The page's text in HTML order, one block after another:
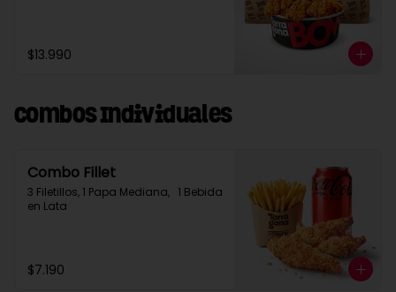
$13.990
Combos Individuales
Combo Fillet
3 Filetillos, 1 Papa Mediana,   1 Bebida
en Lata
$7.190